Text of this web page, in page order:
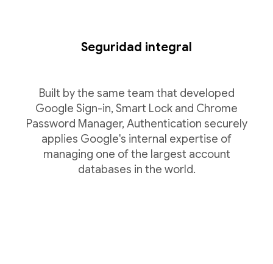
Seguridad integral
Built by the same team that developed
Google Sign-in, Smart Lock and Chrome
Password Manager, Authentication securely
applies Google's internal expertise of
managing one of the largest account
databases in the world.